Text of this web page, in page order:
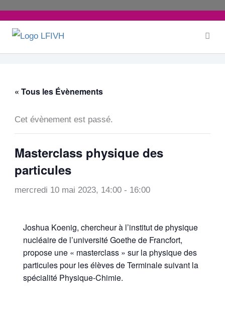
au
contenu
« Tous les Évènements
Cet évènement est passé.
Masterclass physique des
particules
mercredi 10 mai 2023, 14:00 - 16:00
Joshua Koenig, chercheur à l’institut de physique
nucléaire de l’université Goethe de Francfort,
propose une « masterclass » sur la physique des
particules pour les élèves de Terminale suivant la
spécialité Physique-Chimie.